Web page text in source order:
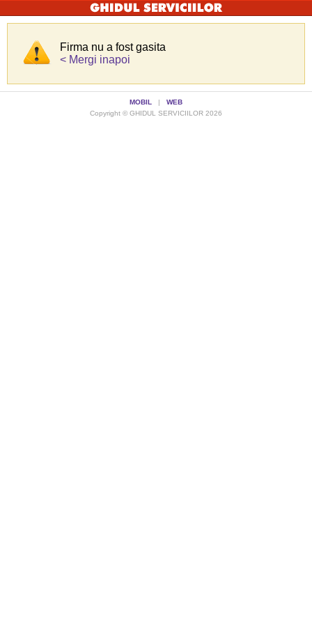
Firma nu a fost gasita
< Mergi inapoi
MOBIL | WEB
Copyright © GHIDUL SERVICIILOR 2026